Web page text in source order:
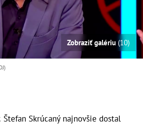
Zobraziť galériu (10)
Štefan Skrúcaný najnovšie dostal